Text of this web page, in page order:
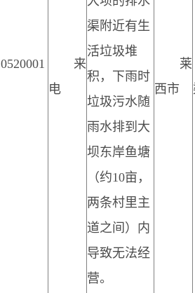
0520001
来
电
渠附近有生
活垃圾堆
积，下雨时
垃圾污水随
雨水排到大
坝东岸鱼塘
（约10亩，
两条村里主
道之间）内
导致无法经
营。
莱
西市